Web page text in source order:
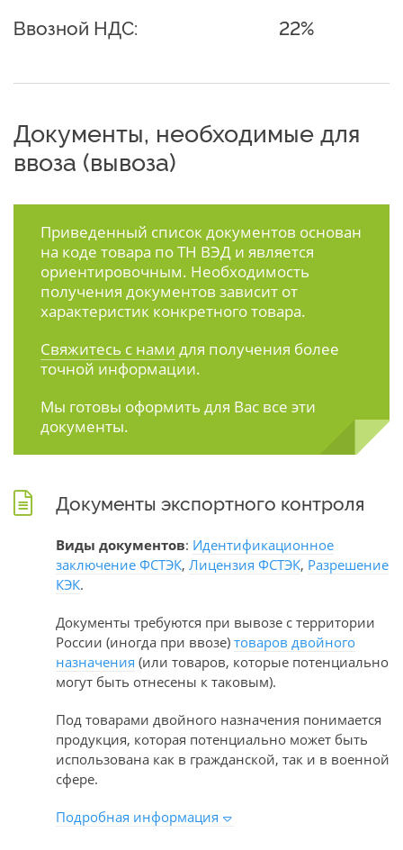
Ввозной НДС: 22%
Документы, необходимые для
ввоза (вывоза)
Приведенный список документов основан
на коде товара по ТН ВЭД и является
ориентировочным. Необходимость
получения документов зависит от
характеристик конкретного товара.
Свяжитесь с нами для получения более
точной информации.
Мы готовы оформить для Вас все эти
документы.
Документы экспортного контроля
Виды документов: Идентификационное
заключение ФСТЭК, Лицензия ФСТЭК, Разрешение
КЭК.
Документы требуются при вывозе с территории
России (иногда при ввозе) товаров двойного
назначения (или товаров, которые потенциально
могут быть отнесены к таковым).
Под товарами двойного назначения понимается
продукция, которая потенциально может быть
использована как в гражданской, так и в военной
сфере.
Подробная информация